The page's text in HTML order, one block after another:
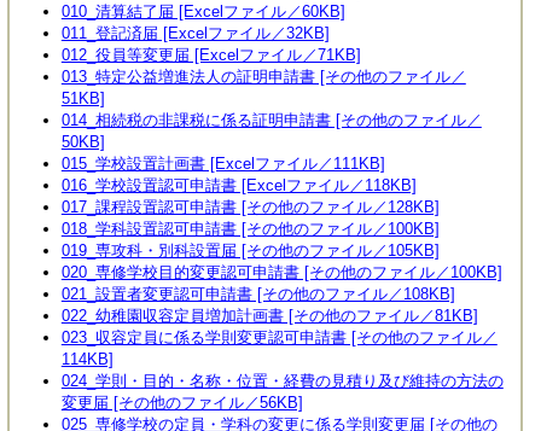
010_清算結了届 [Excelファイル／60KB]
011_登記済届 [Excelファイル／32KB]
012_役員等変更届 [Excelファイル／71KB]
013_特定公益増進法人の証明申請書 [その他のファイル／
51KB]
014_相続税の非課税に係る証明申請書 [その他のファイル／
50KB]
015_学校設置計画書 [Excelファイル／111KB]
016_学校設置認可申請書 [Excelファイル／118KB]
017_課程設置認可申請書 [その他のファイル／128KB]
018_学科設置認可申請書 [その他のファイル／100KB]
019_専攻科・別科設置届 [その他のファイル／105KB]
020_専修学校目的変更認可申請書 [その他のファイル／100KB]
021_設置者変更認可申請書 [その他のファイル／108KB]
022_幼稚園収容定員増加計画書 [その他のファイル／81KB]
023_収容定員に係る学則変更認可申請書 [その他のファイル／
114KB]
024_学則・目的・名称・位置・経費の見積り及び維持の方法の
変更届 [その他のファイル／56KB]
025_専修学校の定員・学科の変更に係る学則変更届 [その他の